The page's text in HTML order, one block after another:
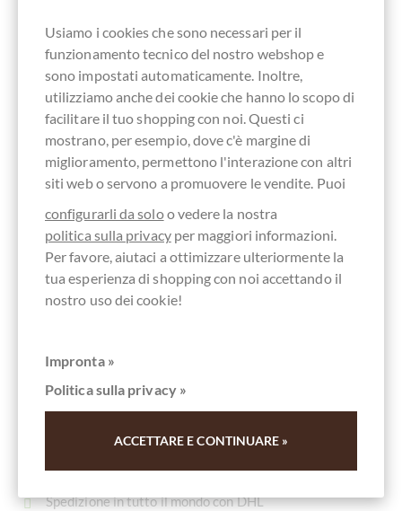
Cluizel
Dunkle Schokolade mit Orange 63% Noir
Écorces d'Orange
Bean-to-Bar Schokolade
Contenuto
5,90 €
I VOSTRI VANTAGGI
SUCHOCOLATS-DE-LUXE.COM
Grande selezione di prodotti
Nessun valore minimo d'ordine
Pronto per la spedizione il giorno dell'ordine*
Spedizione in tutto il mondo con DHL
Usiamo i cookies che sono necessari per il
funzionamento tecnico del nostro webshop e
sono impostati automaticamente. Inoltre,
utilizziamo anche dei cookie che hanno lo scopo di
facilitare il tuo shopping con noi. Questi ci
mostrano, per esempio, dove c'è margine di
miglioramento, permettono l'interazione con altri
siti web o servono a promuovere le vendite. Puoi
configurarli da soloo vedere la nostra
politica sulla privacyper maggiori informazioni.
Per favore, aiutaci a ottimizzare ulteriormente la
tua esperienza di shopping con noi accettando il
nostro uso dei cookie!
Impronta »
Politica sulla privacy »
ACCETTARE E CONTINUARE »